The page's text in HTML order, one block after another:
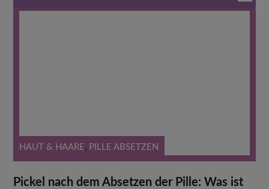
HAUT & HAARE, PILLE ABSETZEN
Pickel nach dem Absetzen der Pille: Was ist